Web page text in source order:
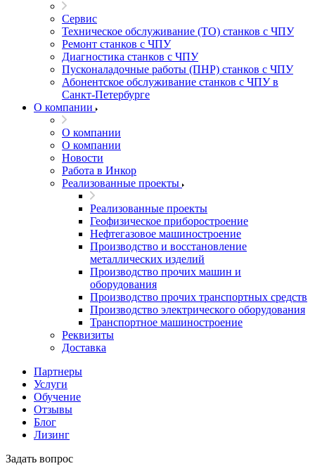
Сервис
Техническое обслуживание (ТО) станков с ЧПУ
Ремонт станков с ЧПУ
Диагностика станков с ЧПУ
Пусконаладочные работы (ПНР) станков с ЧПУ
Абонентское обслуживание станков с ЧПУ в
Санкт-Петербурге
О компании
О компании
О компании
Новости
Работа в Инкор
Реализованные проекты
Реализованные проекты
Геофизическое приборостроение
Нефтегазовое машиностроение
Производство и восстановление
металлических изделий
Производство прочих машин и
оборудования
Производство прочих транспортных средств
Производство электрического оборудования
Транспортное машиностроение
Реквизиты
Доставка
Партнеры
Услуги
Обучение
Отзывы
Блог
Лизинг
Задать вопрос